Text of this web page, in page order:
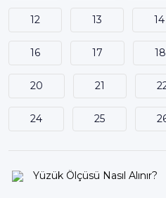
12 13 14
16 17 18
20 21
24 25
Yüzük Ölçüsü Nasıl Alınır?